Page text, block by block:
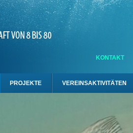
KONTAKT
PROJEKTE VEREINSAKTIVITÄTEN